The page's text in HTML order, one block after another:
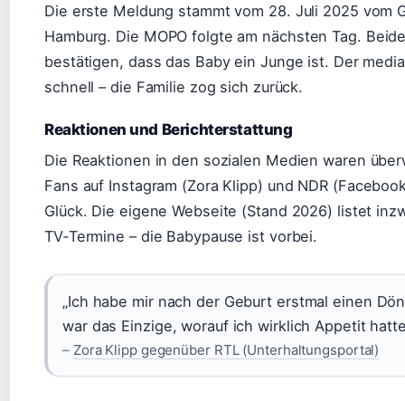
Die erste Meldung stammt vom 28. Juli 2025 vom
Hamburg. Die MOPO folgte am nächsten Tag.
bestätigen, dass das Baby ein Junge ist. Der
schnell – die Familie zog sich zurück.
Reaktionen und Berichterstattung
Die Reaktionen in den sozialen Medien waren
Fans auf Instagram (Zora Klipp) und NDR
Glück. Die eigene Webseite (Stand 2026) listet
TV-Termine – die Babypause ist vorbei.
„Ich habe mir nach der Geburt erstmal einen
war das Einzige, worauf ich wirklich Appetit
– Zora Klipp gegenüber RTL (Unterhaltungsportal)